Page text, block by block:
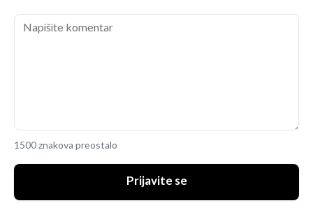
1500 znakova preostalo
Prijavite se